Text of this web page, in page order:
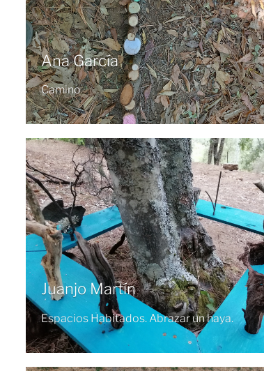
Ana García
Camino
Juanjo Martín
Espacios Habitados. Abrazar un haya.